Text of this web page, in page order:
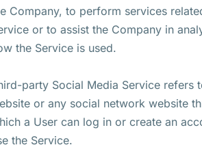
Company, to perform services
or to assist the Company in
the Service is used.
party Social Media Service refers
or any social network website
a User can log in or create an
the Service.